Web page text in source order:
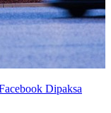
Dipaksa